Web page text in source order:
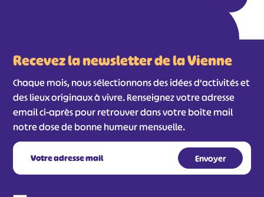
Recevez la newsletter de la Vienne
Chaque mois, nous sélectionnons des idées d'activités et
des lieux originaux à vivre. Renseignez votre adresse
email ci-après pour retrouver dans votre boîte mail
notre dose de bonne humeur mensuelle.